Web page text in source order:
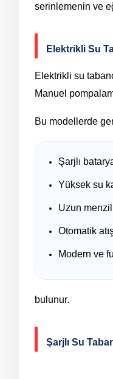
serinlemenin ve
Elektrikli Su
Elektrikli su
Manuel
Bu modellerde
Şarjlı
Yüksek su
Uzun menzil
Otomatik
Modern ve
bulunur.
Şarjlı Su